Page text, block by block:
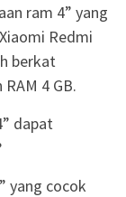
ram 4” yang
Redmi
berkat
4 GB.
dapat
yang cocok